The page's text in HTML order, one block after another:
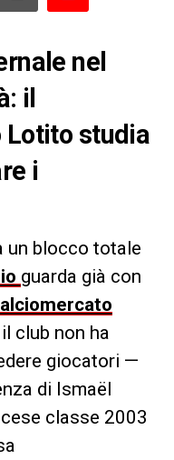
nel
il
Lotito studia
i
un blocco totale
guarda già con
club non ha
giocatori —
di Ismaël
classe 2003